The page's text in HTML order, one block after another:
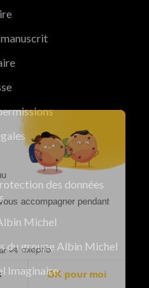
le contenu
de
bien vous accompagner pendant
certifiés par
Je choisis OK pour moi
des données
Michel
du groupe Albin Michel
Imaginaire